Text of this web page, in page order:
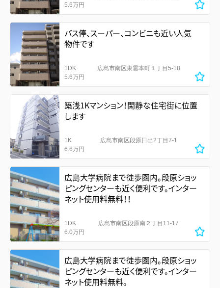
5.6万円
バス停、スーパー、コンビニも近い人気
物件です
1DK
5.6万円
広島市南区東雲本町１丁目5-18
築浅1Kマンション！閑静な住宅街に位置
します
1K
6.6万円
広島市南区段原日出2丁目7-1
広島大学病院まで徒歩圏内。段原ショッ
ピングセンターも近く便利です。インター
ネット使用料無料！！
1DK
6.0万円
広島市南区段原南２丁目11-17
広島大学病院まで徒歩圏内。段原ショッ
ピングセンターも近く便利です。インター
ネット使用料無料。